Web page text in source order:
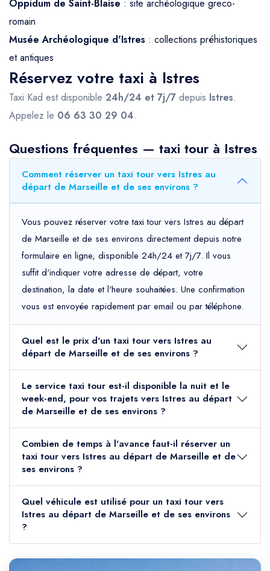
Oppidum de Saint-Blaise : site archéologique greco-
romain
Musée Archéologique d'Istres : collections préhistoriques
et antiques
Réservez votre taxi à Istres
Taxi Kad est disponible 24h/24 et 7j/7 depuis Istres.
Appelez le 06 63 30 29 04.
Questions fréquentes — taxi tour à Istres
Comment réserver un taxi tour vers Istres au
départ de Marseille et de ses environs ?
Vous pouvez réserver votre taxi tour vers Istres au départ
de Marseille et de ses environs directement depuis notre
formulaire en ligne, disponible 24h/24 et 7j/7. Il vous
suffit d'indiquer votre adresse de départ, votre
destination, la date et l'heure souhaitées. Une confirmation
vous est envoyée rapidement par email ou par téléphone.
Quel est le prix d'un taxi tour vers Istres au
départ de Marseille et de ses environs ?
Le service taxi tour est-il disponible la nuit et le
week-end, pour vos trajets vers Istres au départ
de Marseille et de ses environs ?
Combien de temps à l'avance faut-il réserver un
taxi tour vers Istres au départ de Marseille et de
ses environs ?
Quel véhicule est utilisé pour un taxi tour vers
Istres au départ de Marseille et de ses environs
?